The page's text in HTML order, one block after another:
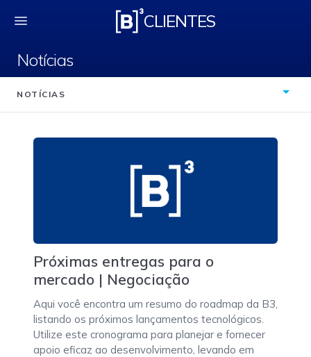
Notícias
CLIENTES
Notícias
NOTÍCIAS
Próximas entregas para o
mercado | Negociação
Aqui você encontra um resumo do roadmap da B3,
listando os próximos lançamentos tecnológicos.
Utilize este cronograma para planejar e fornecer
apoio eficaz ao desenvolvimento, levando em